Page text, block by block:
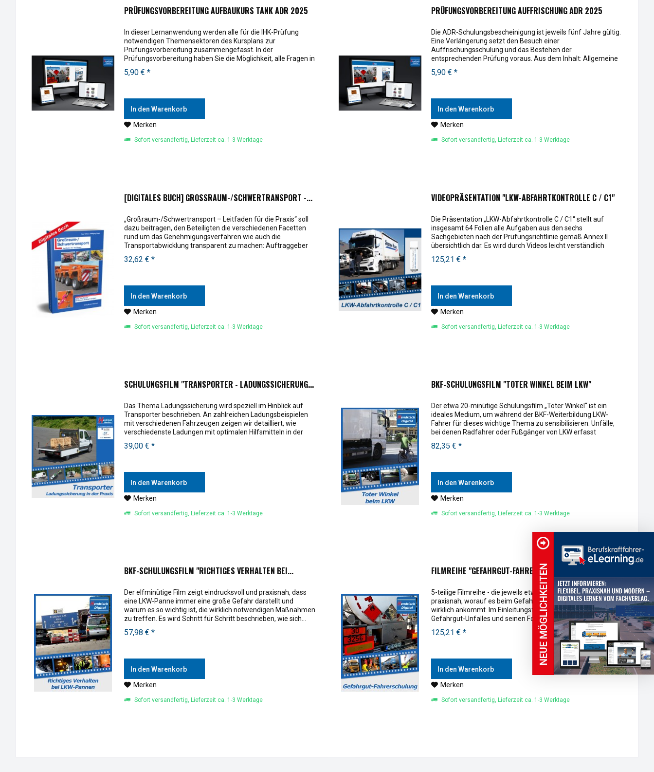
PRÜFUNGSVORBEREITUNG AUFBAUKURS TANK ADR 2025
In dieser Lernanwendung werden alle für die IHK-Prüfung
notwendigen Themensektoren des Kursplans zur
Prüfungsvorbereitung zusammengefasst. In der
Prüfungsvorbereitung haben Sie die Möglichkeit, alle Fragen in
Ruhe zu üben - die Anwendung...
5,90 € *
In den Warenkorb
Merken
Sofort versandfertig, Lieferzeit ca. 1-3 Werktage
PRÜFUNGSVORBEREITUNG AUFFRISCHUNG ADR 2025
Die ADR-Schulungsbescheinigung ist jeweils fünf Jahre gültig.
Eine Verlängerung setzt den Besuch einer
Auffrischungsschulung und das Bestehen der
entsprechenden Prüfung voraus. Aus dem Inhalt: Allgemeine
Gefahreigenschaften Fahrzeug- und...
5,90 € *
In den Warenkorb
Merken
Sofort versandfertig, Lieferzeit ca. 1-3 Werktage
[DIGITALES BUCH] GROSSRAUM-/SCHWERTRANSPORT -...
„Großraum-/Schwertransport – Leitfaden für die Praxis“ soll
dazu beitragen, den Beteiligten die verschiedenen Facetten
rund um das Genehmigungsverfahren wie auch die
Transportabwicklung transparent zu machen: Auftraggeber
32,62 € *
In den Warenkorb
Merken
Sofort versandfertig, Lieferzeit ca. 1-3 Werktage
VIDEOPRÄSENTATION "LKW-ABFAHRTKONTROLLE C / C1"
Die Präsentation „LKW-Abfahrtkontrolle C / C1“ stellt auf
insgesamt 64 Folien alle Aufgaben aus den sechs
Sachgebieten nach der Prüfungsrichtlinie gemäß Annex II
übersichtlich dar. Es wird durch Videos leicht verständlich
125,21 € *
In den Warenkorb
Merken
Sofort versandfertig, Lieferzeit ca. 1-3 Werktage
SCHULUNGSFILM "TRANSPORTER - LADUNGSSICHERUNG...
Das Thema Ladungssicherung wird speziell im Hinblick auf
Transporter beschrieben. An zahlreichen Ladungsbeispielen
mit verschiedenen Fahrzeugen zeigen wir detailliert, wie
verschiedenste Ladungen mit optimalen Hilfsmitteln in der
39,00 € *
In den Warenkorb
Merken
Sofort versandfertig, Lieferzeit ca. 1-3 Werktage
BKF-SCHULUNGSFILM "TOTER WINKEL BEIM LKW"
Der etwa 20-minütige Schulungsfilm „Toter Winkel“ ist ein
ideales Medium, um während der BKF-Weiterbildung LKW-
Fahrer für dieses wichtige Thema zu sensibilisieren. Unfälle,
bei denen Radfahrer oder Fußgänger von LKW erfasst
82,35 € *
In den Warenkorb
Merken
Sofort versandfertig, Lieferzeit ca. 1-3 Werktage
BKF-SCHULUNGSFILM "RICHTIGES VERHALTEN BEI...
Der elfminütige Film zeigt eindrucksvoll und praxisnah, dass
eine LKW-Panne immer eine große Gefahr darstellt und
warum es so wichtig ist, die wirklich notwendigen Maßnahmen
zu treffen. Es wird Schritt für Schritt beschrieben, wie sich...
57,98 € *
In den Warenkorb
Merken
Sofort versandfertig, Lieferzeit ca. 1-3 Werktage
FILMREIHE "GEFAHRGUT-FAHRERSCHULUNG"
5-teilige Filmreihe - die jeweils etwa 7-minütigen Filme zeigen
praxisnah, worauf es beim Gefahrguttransport auf der Straße
wirklich ankommt. Im Einleitungsfilm wird am Beispiel eines
Gefahrgut-Unfalles und seinen Folgen eindrucksvoll...
125,21 € *
In den Warenkorb
Merken
Sofort versandfertig, Lieferzeit ca. 1-3 Werktage
NEUE MÖGLICHKEITEN